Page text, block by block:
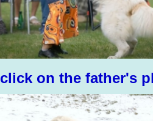
click on the father's